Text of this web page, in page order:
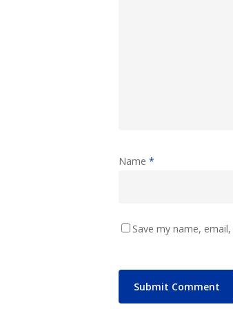
Name *
Save my name,